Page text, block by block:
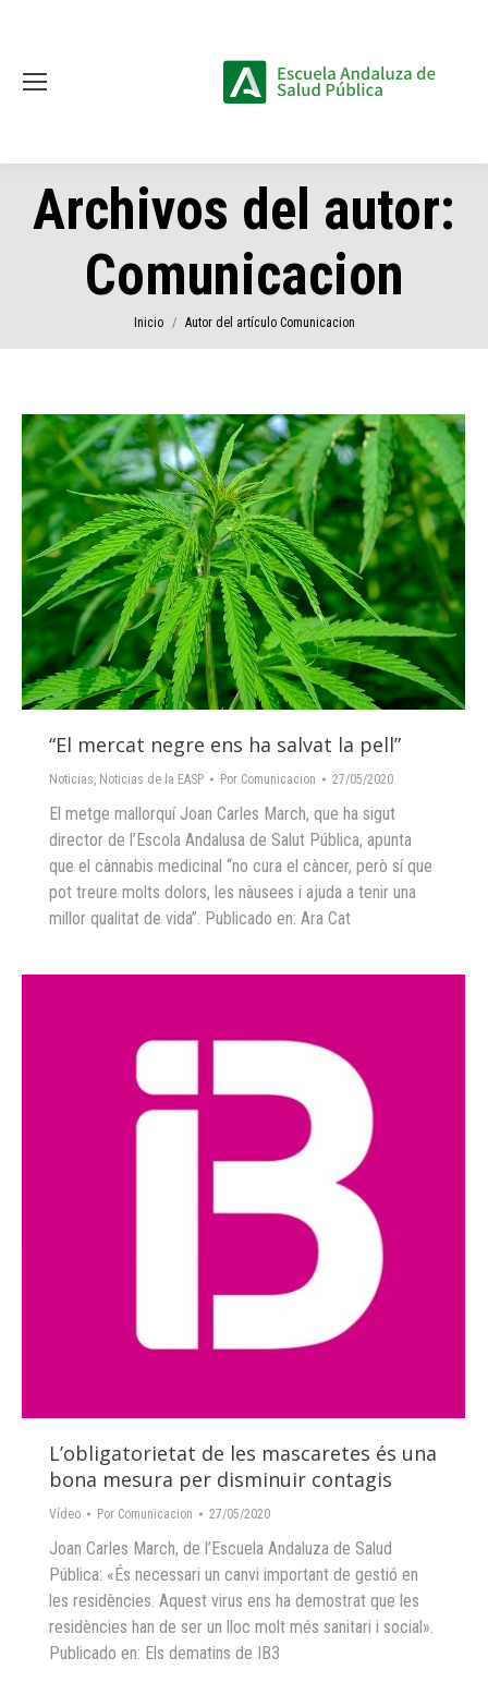
Archivos del autor:
Comunicacion
Estás aquí:
Inicio Autor del artículo Comunicacion
“El mercat negre ens ha salvat la pell”
Noticias, Noticias de la EASP Por Comunicacion 27/05/2020
El metge mallorquí Joan Carles March, que ha sigut
director de l’Escola Andalusa de Salut Pública, apunta
que el cànnabis medicinal “no cura el càncer, però sí que
pot treure molts dolors, les nàusees i ajuda a tenir una
millor qualitat de vida”. Publicado en: Ara Cat
L’obligatorietat de les mascaretes és una
bona mesura per disminuir contagis
Vídeo Por Comunicacion 27/05/2020
Joan Carles March, de l’Escuela Andaluza de Salud
Pública: «És necessari un canvi important de gestió en
les residències. Aquest virus ens ha demostrat que les
residències han de ser un lloc molt més sanitari i social».
Publicado en: Els dematins de IB3